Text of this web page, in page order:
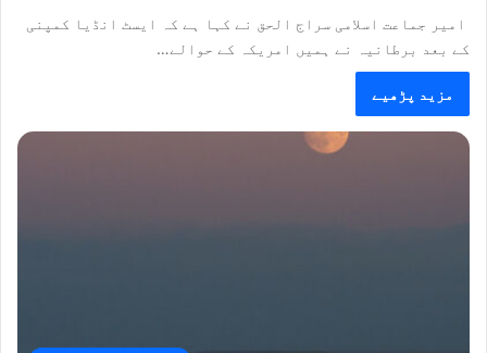
امیر جماعت اسلامی سراج الحق نے کہا ہے کہ ایسٹ انڈیا کمپنی
کے بعد برطانیہ نے ہمیں امریکہ کے حوالے…
مزید پڑھیے